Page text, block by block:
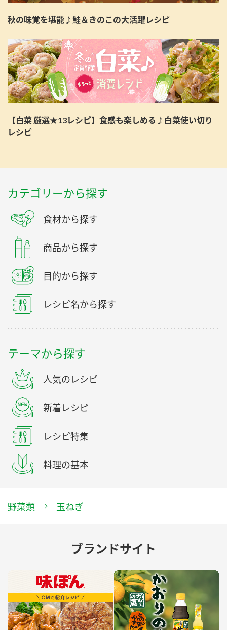
秋の味覚を堪能♪鮭＆きのこの大活躍レシピ
【白菜 厳選★13レシピ】食感も楽しめる♪白菜使い切り
レシピ
カテゴリーから探す
食材から探す
商品から探す
目的から探す
レシピ名から探す
テーマから探す
人気のレシピ
新着レシピ
レシピ特集
料理の基本
野菜類 玉ねぎ
ブランドサイト